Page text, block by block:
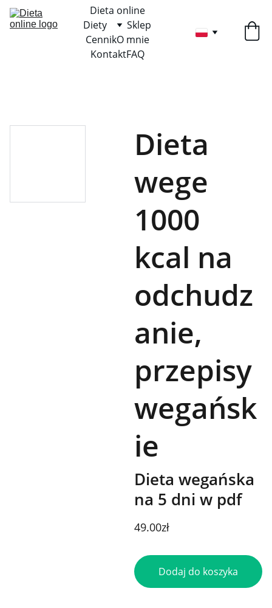
Dieta online
Diety
Sklep
CennikO mnie
KontaktFAQ
Dieta
wege
1000
kcal na
odchudz
anie,
przepisy
wegańsk
ie
Dieta wegańska
na 5 dni w pdf
49.00zł
Dodaj do koszyka